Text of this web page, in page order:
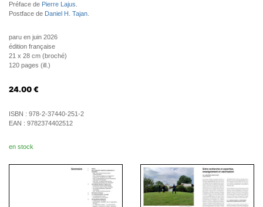
Préface de Pierre Lajus
Postface de Daniel H. Tajan
paru en juin 2026
édition française
21 x 28 cm (broché)
120 pages (ill.)
24.00 €
ISBN : 978-2-37440-251-2
EAN : 9782374402512
en stock